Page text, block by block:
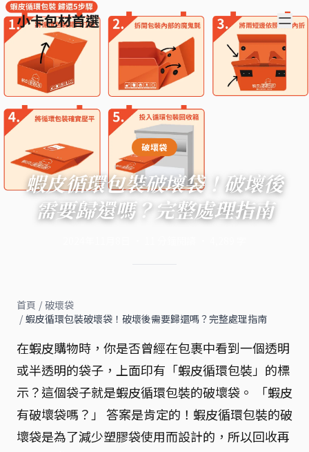
小卡包材首選
破壞袋
蝦皮循環包裝破壞袋！破壞後
需要歸還嗎？完整處理指南
首頁 / 破壞袋
/ 蝦皮循環包裝破壞袋！破壞後需要歸還嗎？完整處理指南
在蝦皮購物時，你是否曾經在包裹中看到一個透明
或半透明的袋子，上面印有「蝦皮循環包裝」的標
示？這個袋子就是蝦皮循環包裝的破壞袋。 「蝦皮
有破壞袋嗎？」 答案是肯定的！蝦皮循環包裝的破
壞袋是為了減少塑膠袋使用而設計的，所以回收再